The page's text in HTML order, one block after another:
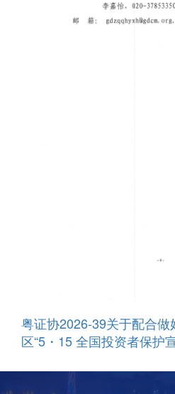
粤证协2026-39关于配合
区“5・15 全国投资者保护